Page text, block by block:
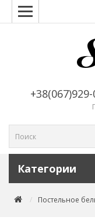
Категории
Постельное